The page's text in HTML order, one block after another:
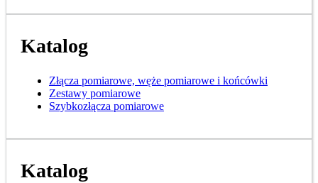
Katalog
Złącza pomiarowe, węże pomiarowe i końcówki
Zestawy pomiarowe
Szybkozłącza pomiarowe
Katalog